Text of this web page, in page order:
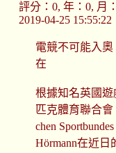
評分：0, 年：0, 月
2019-04-25 15:55:22
電競不可能入
在
根據知名英國遊
匹克體育聯合會
chen
Hörmann在近日